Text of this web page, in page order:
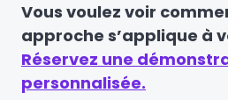
Vous voulez voir
approche s’applique à
Réservez une
personnalisée.